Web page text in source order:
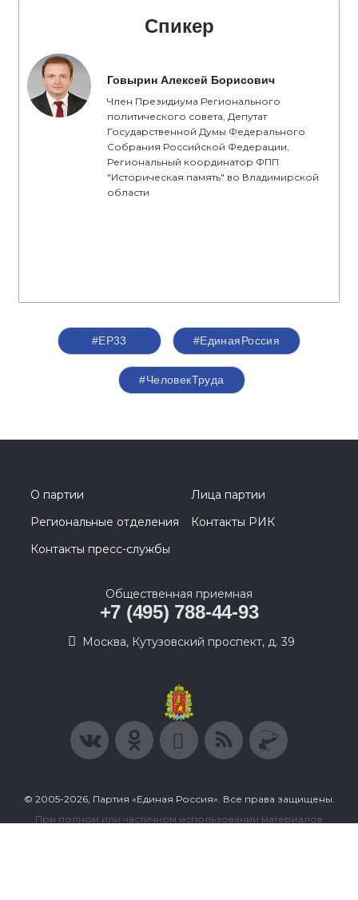
Спикер
Говырин Алексей Борисович
Член Президиума Регионального
политического совета, Депутат
Государственной Думы Федерального
Собрания Российской Федерации,
Региональный координатор ФПП
"Историческая память" во Владимирской
области
#ЕР33 #‎ЕдинаяРоссия
#ЧеловекТруда
О партии
Лица партии
Региональные отделения
Контакты РИК
Контакты пресс-службы
Общественная приемная
+7 (495) 788-44-93
Москва, Кутузовский проспект, д. 39
© 2005-2026, Партия «Единая Россия». Все права защищены.
При полном или частичном использовании материалов